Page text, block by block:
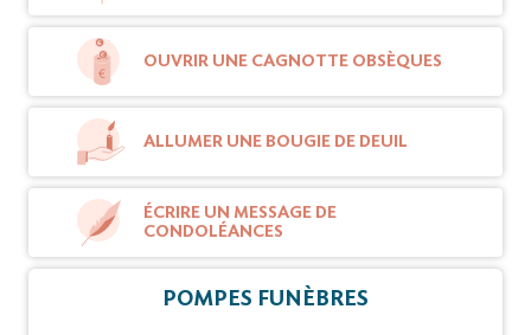
OUVRIR UNE CAGNOTTE OBSÈQUES
ALLUMER UNE BOUGIE DE DEUIL
ÉCRIRE UN MESSAGE DE
CONDOLÉANCES
POMPES FUNÈBRES